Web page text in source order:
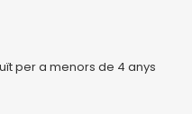
per a menors de 4 anys